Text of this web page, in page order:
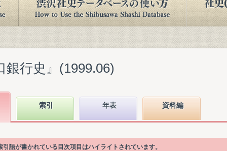
銀行史』(1999.06)
索引 年表 資料編
語が書かれている目次項目はハイライトされています。